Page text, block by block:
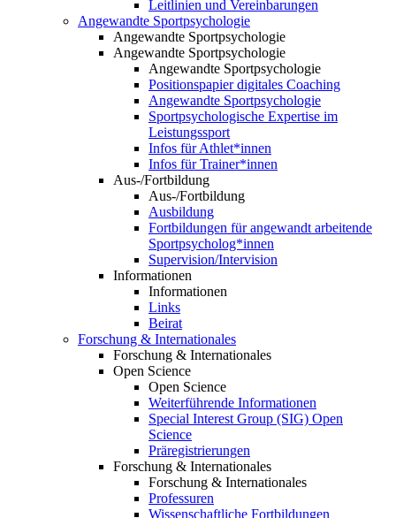
Leitlinien und Vereinbarungen
Angewandte Sportpsychologie
Angewandte Sportpsychologie
Angewandte Sportpsychologie
Angewandte Sportpsychologie
Positionspapier digitales Coaching
Angewandte Sportpsychologie
Sportpsychologische Expertise im
Leistungssport
Infos für Athlet*innen
Infos für Trainer*innen
Aus-/Fortbildung
Aus-/Fortbildung
Ausbildung
Fortbildungen für angewandt arbeitende
Sportpsycholog*innen
Supervision/Intervision
Informationen
Informationen
Links
Beirat
Forschung & Internationales
Forschung & Internationales
Open Science
Open Science
Weiterführende Informationen
Special Interest Group (SIG) Open
Science
Präregistrierungen
Forschung & Internationales
Forschung & Internationales
Professuren
Wissenschaftliche Fortbildungen